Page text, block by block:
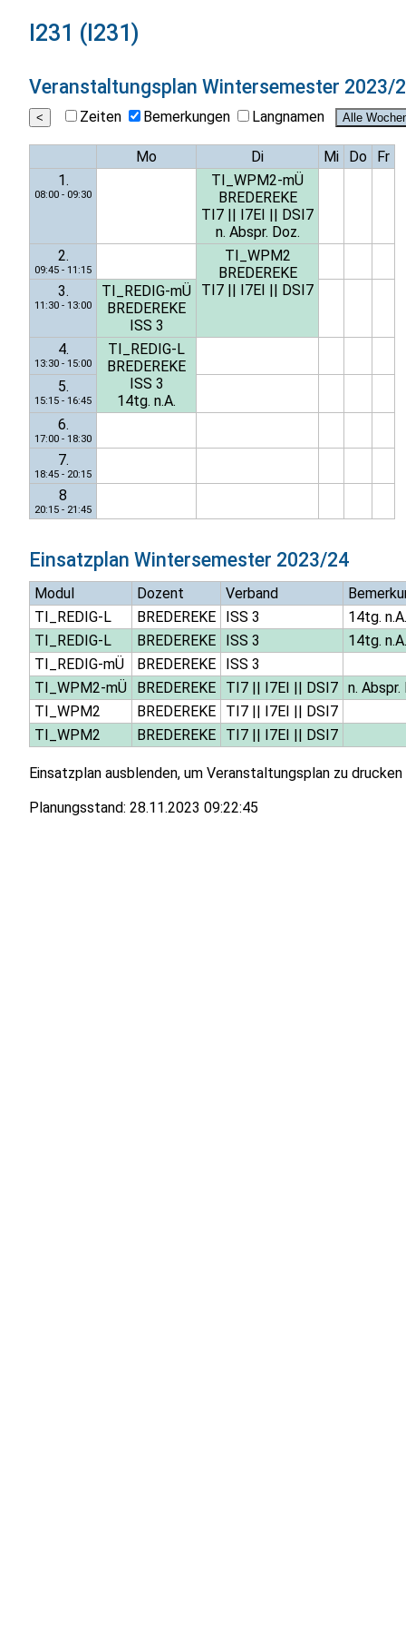
I231 (I231)
Veranstaltungsplan Wintersemester 2023/
Zeiten Bemerkungen Langnamen
Mo Di Mi Do
Fr
1.
08:00 - 09:30
TI_WPM2-mÜ
BREDEREKE
TI7
I7EI
DSI7
n. Abspr. Doz.
2.
09:45 - 11:15
TI_WPM2
BREDEREKE
TI7
I7EI DSI7
3.
11:30 - 13:00
TI_REDIG-mÜ
BREDEREKE
ISS 3
4.
13:30 - 15:00
TI_REDIG-L
BREDEREKE
ISS 3
14tg. n.A.
5.
15:15 - 16:45
6.
17:00 - 18:30
7.
18:45 - 20:15
8
20:15 - 21:45
Einsatzplan Wintersemester 2023/24
Modul Dozent Verband
TI_REDIG-L
BREDEREKE ISS 3
14tg. n.A.
TI_REDIG-L
BREDEREKE ISS 3
14tg. n.A.
TI_REDIG-mÜ
BREDEREKE
ISS 3
TI_WPM2-mÜ
BREDEREKE TI7|| I7EI || DSI7 n. Abspr.
TI_WPM2
BREDEREKE TI7|| I7EI || DSI7
TI_WPM2
BREDEREKE TI7|| I7EI || DSI7
Einsatzplan ausblenden, um Veranstaltungsplan zu drucken
Planungsstand: 28.11.2023 09:22:45